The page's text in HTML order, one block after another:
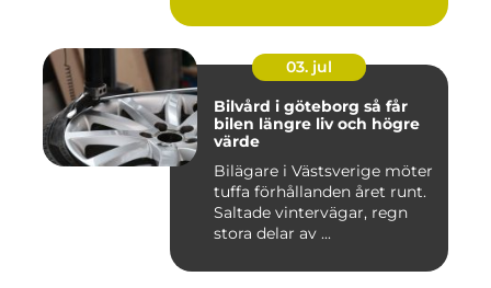
03. jul
Bilvård i göteborg så får
bilen längre liv och högre
värde
Bilägare i Västsverige möter
tuffa förhållanden året runt.
Saltade vintervägar, regn
stora delar av ...